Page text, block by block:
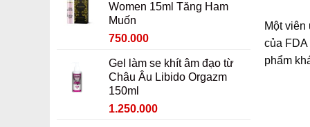
2.190.000 ₫.
là:
Women 15ml Tăng Ham
Muốn
Giá
là:
950.000 ₫.
750.000
tại
là:
Gel làm se khít âm đạo từ
Châu Âu Libido Orgazm
150ml
Giá
1.250.000
Một
của
phẩm